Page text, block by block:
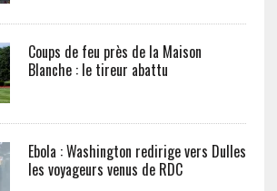
Coups de feu près de la Maison
Blanche : le tireur abattu
Ebola : Washington redirige vers Dulles
les voyageurs venus de RDC